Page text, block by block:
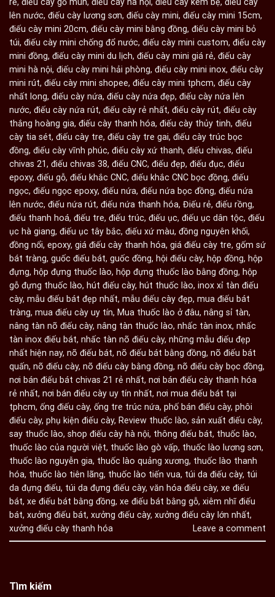
lên nước, điếu cày lương sơn, điếu cày mini, điếu cày mini 15cm,
điếu cày mini 20cm, điếu cày mini bằng đồng, điếu cày mini bỏ
túi, điếu cày mini chống đổ nước, điếu cày mini custom, điếu cày
mini đồng, điếu cày mini du lịch, điếu cày mini giá rẻ, điếu cày
mini hà nội, điếu cày mini hải phòng, điếu cày mini inox, điếu cày
mini rút, điếu cày mini shopee, điếu cày mini tphcm, điếu cày
nhất long, điếu cày nứa, điếu cày nứa đẹp, điếu cày nứa lên
nước, điếu cày nứa rút, điếu cày rẻ nhất, điếu cày rút, điếu cày
thắng hoàng gia, điếu cày thanh hóa, điếu cày thủy tinh, điếu
cày tia sét, điếu cày tre, điếu cày tre gai, điếu cày trúc bọc
đồng, điếu cày vĩnh phúc, điếu cày xứ thanh, điếu chivas, điếu
chivas 21, điếu chivas 38, điếu CNC, điếu đẹp, điếu đục, điếu
epoxy, điếu gỗ, điếu khắc CNC, điếu khắc CNC bọc đồng, điếu
ngọc, điếu ngọc epoxy, điếu nứa, điếu nứa bọc đồng, điếu nứa
lên nước, điếu nứa rút, điếu nứa thanh hóa, Điếu rẻ, điếu rồng,
điếu thanh hoá, điếu tre, điếu trúc, điếu ục, điếu ục dân tộc, điếu
ục hà giang, điếu ục tây bắc, điếu xứ màu, đồng nguyên khối,
đồng nổi, epoxy, giá điếu cày thanh hóa, giá điếu cày tre, gốm sứ
bát tràng, guốc điếu bát, guốc đồng, hội điếu cày, hộp đồng, hộp
đựng, hộp đựng thuốc lào, hộp đựng thuốc lào bằng đồng, hộp
gỗ đựng thuốc lào, hút điếu cày, hút thuốc lào, inox xỉ tàn điếu
cày, mẫu điếu bát đẹp nhất, mẫu điếu cày đẹp, mua điếu bát
tràng, mua điếu cày uy tín, Mua thuốc lào ở đâu, nâng sỉ tàn,
nâng tàn nõ điếu cày, nâng tàn thuốc lào, nhấc tàn inox, nhấc
tàn inox điếu bát, nhấc tàn nõ điếu cày, những mẫu điếu đẹp
nhất hiện nay, nõ điếu bát, nõ điếu bát bằng đồng, nõ điếu bát
quấn, nõ điếu cày, nõ điếu cày bằng đồng, nõ điếu cày bọc đồng,
nơi bán điếu bát chivas 21 rẻ nhất, nơi bán điếu cày thanh hóa
rẻ nhất, nơi bán điếu cày uy tín nhất, nơi mua điếu bát tại
tphcm, ống điếu cày, ống tre trúc nứa, phố bán điếu cày, phôi
điếu cày, phụ kiện điếu cày, Review thuốc lào, sản xuất điếu cày,
say thuốc lào, shop điếu cày hà nội, thông điếu bát, thuốc lào,
thuốc lào của người việt, thuốc lào gò vấp, thuốc lào lương sơn,
thuốc lào nguyễn gia, thuốc lào quảng xương, thuốc lào thanh
hóa, thuốc lào tiên lãng, thuốc lào tiến vua, túi da điếu cày, túi
da đựng điếu, túi da đựng điếu cày, văn hóa điếu cày, xe điếu
bát, xe điếu bát bằng đồng, xe điếu bát bằng gỗ, xiêm nhĩ điếu
bát, xưởng điếu bát, xưởng điếu cày, xưởng điếu cày lớn nhất,
xưởng điếu cày thanh hóa
Leave a comment
Tìm kiếm